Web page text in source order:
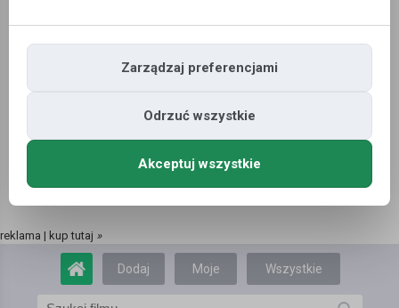
reklama | kup tutaj »
Dodaj Moje Wszystkie
Zarządzaj preferencjami
Odrzuć wszystkie
Akceptuj wszystkie